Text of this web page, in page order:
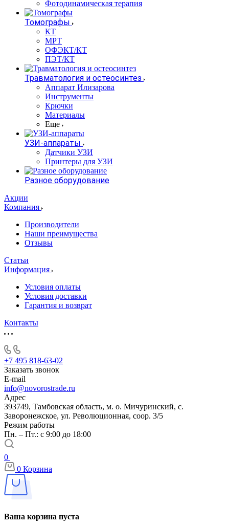
Фотодинамическая терапия
Томографы
КТ
МРТ
ОФЭКТ/КТ
ПЭТ/КТ
Травматология и остеосинтез
Аппарат Илизарова
Инструменты
Крючки
Материалы
Еще
УЗИ-аппараты
Датчики УЗИ
Принтеры для УЗИ
Разное оборудование
Акции
Компания
Производители
Наши преимущества
Отзывы
Статьи
Информация
Условия оплаты
Условия доставки
Гарантия и возврат
Контакты
+7 495 818-63-02
Заказать звонок
E-mail
info@novorostrade.ru
Адрес
393749, Тамбовская область, м. о. Мичуринский, с.
Заворонежское, ул. Революционная, соор. 3/5
Режим работы
Пн. – Пт.: с 9:00 до 18:00
0
0 Корзина
Ваша корзина пуста